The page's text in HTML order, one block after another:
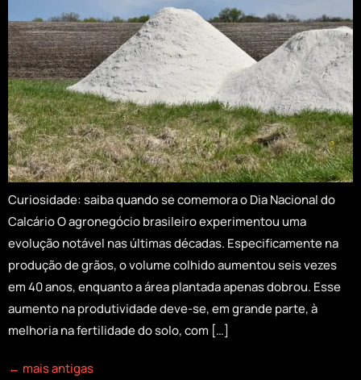
Curiosidade: saiba quando se comemora o Dia Nacional do
Calcário O agronegócio brasileiro experimentou uma
evolução notável nas últimas décadas. Especificamente na
produção de grãos, o volume colhido aumentou seis vezes
em 40 anos, enquanto a área plantada apenas dobrou. Esse
aumento na produtividade deve-se, em grande parte, à
melhoria na fertilidade do solo, com […]
← mais antigas